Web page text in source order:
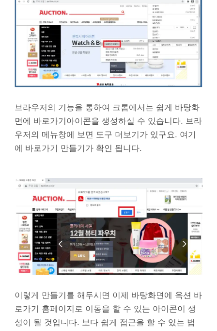
브라우저의 기능을 통하여 크롬에서는 쉽게 바탕화
면에 바로가기아이콘을 생성하실 수 있습니다. 브라
우저의 메뉴창에 보면 도구 더보기가 있구요. 여기
에 바로가기 만들기가 확인 됩니다.
이렇게 만들기를 해두시면 이제 바탕화면에 옥션 바
로가기 홈페이지로 이동을 할 수 있는 아이콘이 생
성이 될 것입니다. 보다 쉽게 접근을 할 수 있는 법